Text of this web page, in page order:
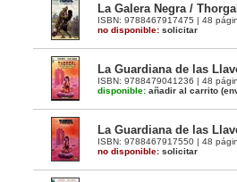
La Galera Negra /
ISBN: 9788467917475 | 48
no disponible: solicitar
La Guardiana de las
ISBN: 9788479041236 | 48
disponible: añadir al carrito
La Guardiana de las
ISBN: 9788467917550 | 48
no disponible: solicitar